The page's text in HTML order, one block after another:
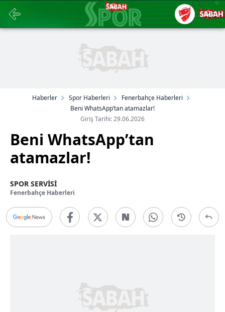
Haberler Spor Haberleri
Fenerbahçe Haberleri
Beni WhatsApp’tan atamazlar!
Giriş Tarihi: 29.06.2026
Beni WhatsApp’tan
atamazlar!
SPOR SERVİSİ
Fenerbahçe Haberleri